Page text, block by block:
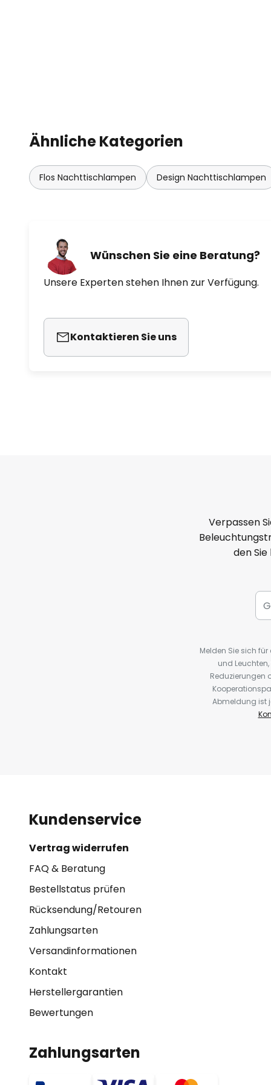
Technische Merkmale /
- separat dimmbares Up- &
Ähnliche Kategorien
Flos Nachttischlampen Design Nachttischlampen
Wünschen Sie eine Beratung?
Unsere Experten stehen Ihnen zur Verfügung.
Kontaktieren Sie uns
Verpassen
den
Melden Sie sich
und
Reduzierungen
Abmeldung ist
Kundenservice
Vertrag widerrufen
FAQ & Beratung
Bestellstatus prüfen
Rücksendung/Retouren
Zahlungsarten
Versandinformationen
Kontakt
Herstellergarantien
Bewertungen
Zahlungsarten